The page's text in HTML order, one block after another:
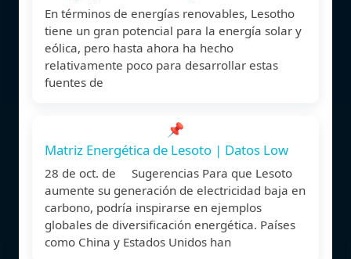
En términos de energías renovables, Lesotho
tiene un gran potencial para la energía solar y
eólica, pero hasta ahora ha hecho
relativamente poco para desarrollar estas
fuentes de
📌
Matriz Energética de Lesoto | Datos Low
28 de oct. de Sugerencias Para que Lesoto
aumente su generación de electricidad baja en
carbono, podría inspirarse en ejemplos
globales de diversificación energética. Países
como China y Estados Unidos han